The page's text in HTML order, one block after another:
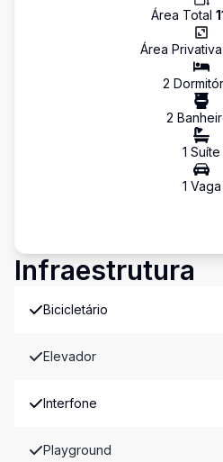
Área Total
Área Privativa
2
2
1 Suíte
1 Vaga
Infraestrutura
Bicicletário
Elevador
Interfone
Playground